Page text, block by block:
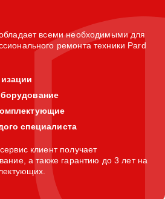
всеми необходимыми для
ремонта техники Pard
специалиста
клиент получает
а также гарантию до 3 лет на